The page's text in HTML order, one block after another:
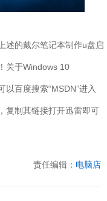
述的戴尔笔记本制作u盘启
关于Windows 10
百度搜索“MSDN”进入
复制其链接打开迅雷即可
责任编辑： 电脑店